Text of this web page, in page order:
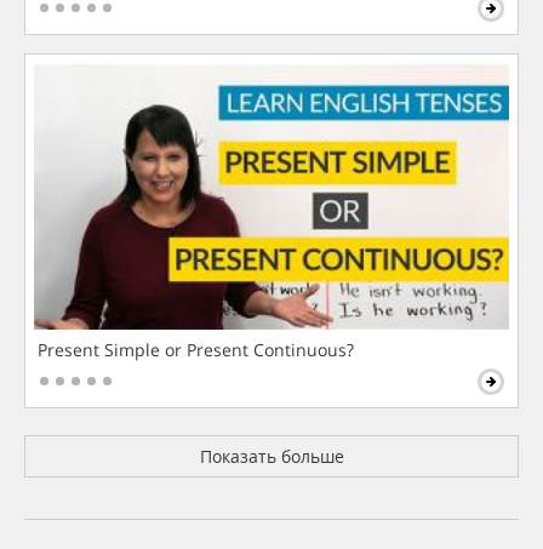
Present Simple or Present Continuous?
Показать больше